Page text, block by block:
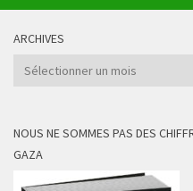
ARCHIVES
Archives
NOUS NE SOMMES PAS DES
GAZA